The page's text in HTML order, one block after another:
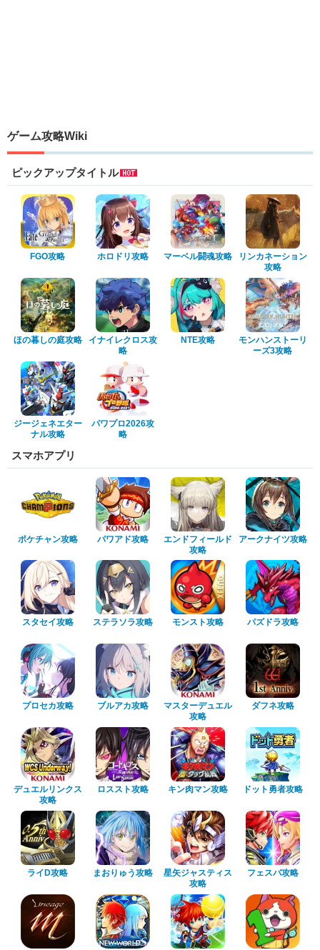
ゲーム攻略Wiki
ピックアップタイトル
FGO攻略 ホロドリ攻略 マーベル闘魂攻略
リンカネーション
攻略
ほの暮しの庭攻略
イナイレクロス攻
略
NTE攻略
モンハンストーリ
ーズ3攻略
ジージェネエター
ナル攻略
パワプロ2026攻
略
スマホアプリ
ポケチャン攻略 パワアド攻略
エンドフィールド
攻略
アークナイツ攻略
スタセイ攻略 ステラソラ攻略 モンスト攻略 パズドラ攻略
プロセカ攻略 ブルアカ攻略
マスターデュエル
攻略
ダフネ攻略
デュエルリンクス
攻略
ロススト攻略 キン肉マン攻略 ドット勇者攻略
ライD攻略 まおりゅう攻略
星矢ジャスティス
攻略
フェスバ攻略